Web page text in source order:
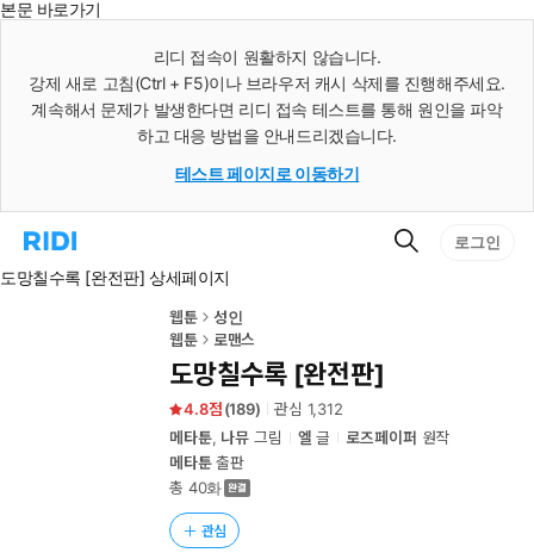
본문 바로가기
리디 접속이 원활하지 않습니다.
강제 새로 고침(Ctrl + F5)이나 브라우저 캐시 삭제를 진행해주세요.
계속해서 문제가 발생한다면 리디 접속 테스트를 통해 원인을 파악
하고 대응 방법을 안내드리겠습니다.
테스트 페이지로 이동하기
리
홈
검
로그인
도망칠수록 [완전판] 상세페이지
웹툰
성인
웹툰
로맨스
도망칠수록 [완전판]
4.8 (189) 관심 1,312
메타툰, 나뮤 그림 엘 글 로즈페이퍼 원작
메타툰출판
총 40화
관심